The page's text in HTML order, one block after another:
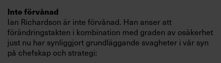
Inte förvånad
Ian Richardson är inte förvånad. Han anser att
förändringstakten i kombination med graden av osäkerhet
just nu har synliggjort grundläggande svagheter i vår syn
på chefskap och strategi: